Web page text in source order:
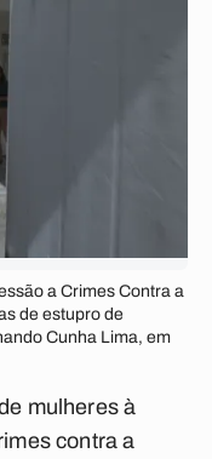
a Crimes Contra a
de estupro de
Cunha Lima, em
mulheres à
contra a